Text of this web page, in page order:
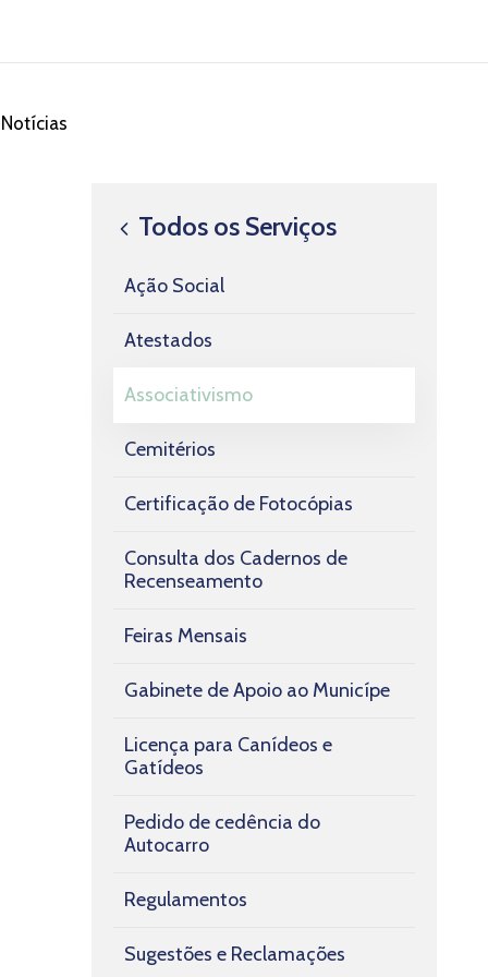
Notícias
Todos os Serviços
Ação Social
Atestados
Associativismo
Cemitérios
Certificação de Fotocópias
Consulta dos Cadernos de
Recenseamento
Feiras Mensais
Gabinete de Apoio ao Municípe
Licença para Canídeos e
Gatídeos
Pedido de cedência do
Autocarro
Regulamentos
Sugestões e Reclamações